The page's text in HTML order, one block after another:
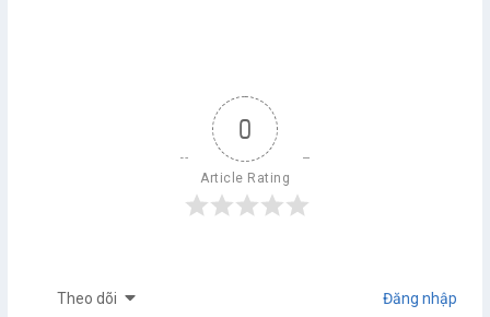
0
Article Rating
Theo dõi Đăng nhập